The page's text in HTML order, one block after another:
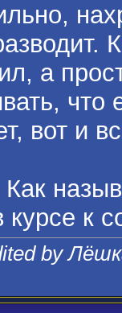
а
что
вот и
Как
курсе к
by